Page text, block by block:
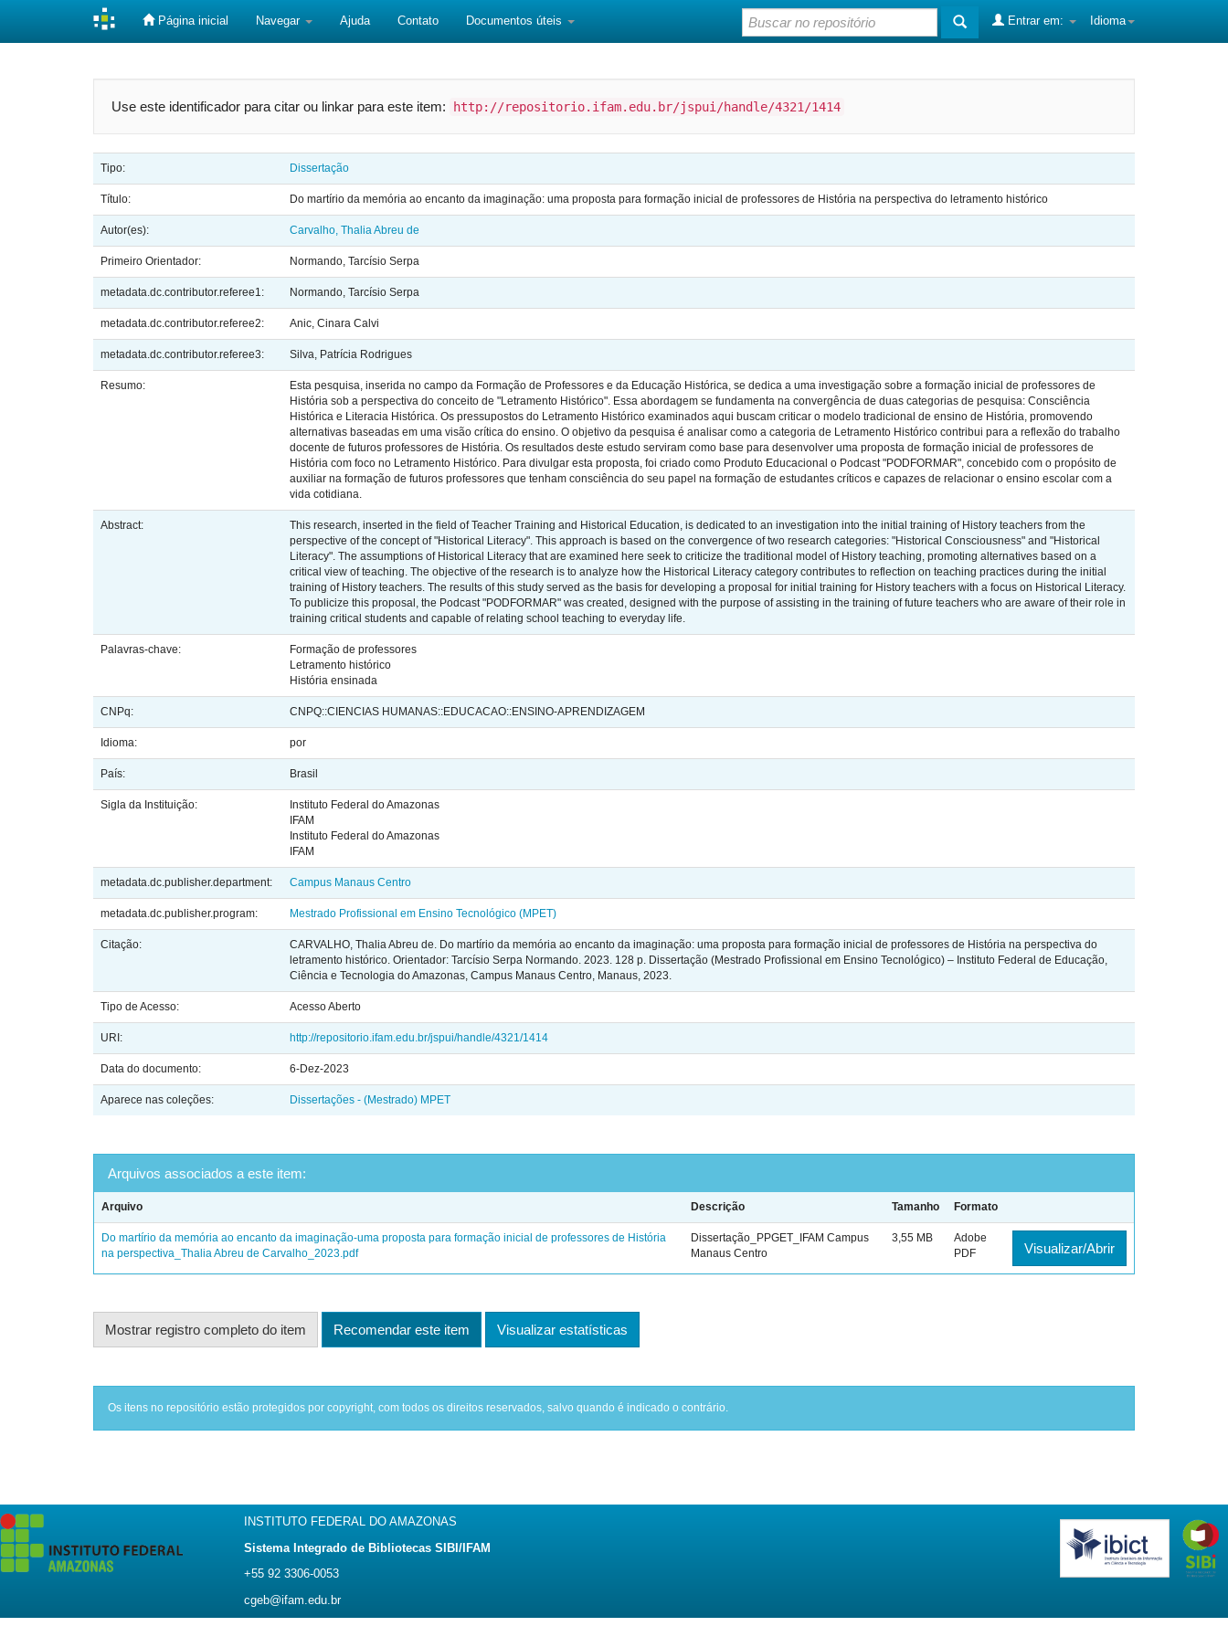
Página inicial Navegar Ajuda Contato Documentos úteis Idioma
Entrar em:
Use este identificador para citar ou linkar para este item: http://repositorio.ifam.edu.br/jspui/handle/4321/1414
Tipo: Dissertação
Título: Do martírio da memória ao encanto da imaginação: uma proposta para formação inicial de professores de História na perspectiva do letramento histórico
Autor(es): Carvalho, Thalia Abreu de
Primeiro Orientador: Normando, Tarcísio Serpa
metadata.dc.contributor.referee1: Normando, Tarcísio Serpa
metadata.dc.contributor.referee2: Anic, Cinara Calvi
metadata.dc.contributor.referee3: Silva, Patrícia Rodrigues
Resumo:
Esta pesquisa, inserida no campo da Formação de Professores e da Educação Histórica, se dedica a uma investigação sobre a formação inicial de professores de
História sob a perspectiva do conceito de "Letramento Histórico". Essa abordagem se fundamenta na convergência de duas categorias de pesquisa: Consciência
Histórica e Literacia Histórica. Os pressupostos do Letramento Histórico examinados aqui buscam criticar o modelo tradicional de ensino de História, promovendo
alternativas baseadas em uma visão crítica do ensino. O objetivo da pesquisa é analisar como a categoria de Letramento Histórico contribui para a reflexão do trabalho
docente de futuros professores de História. Os resultados deste estudo serviram como base para desenvolver uma proposta de formação inicial de professores de
História com foco no Letramento Histórico. Para divulgar esta proposta, foi criado como Produto Educacional o Podcast "PODFORMAR", concebido com o propósito de
auxiliar na formação de futuros professores que tenham consciência do seu papel na formação de estudantes críticos e capazes de relacionar o ensino escolar com a
vida cotidiana.
Abstract:
This research, inserted in the field of Teacher Training and Historical Education, is dedicated to an investigation into the initial training of History teachers from the
perspective of the concept of "Historical Literacy". This approach is based on the convergence of two research categories: "Historical Consciousness" and "Historical
Literacy". The assumptions of Historical Literacy that are examined here seek to criticize the traditional model of History teaching, promoting alternatives based on a
critical view of teaching. The objective of the research is to analyze how the Historical Literacy category contributes to reflection on teaching practices during the initial
training of History teachers. The results of this study served as the basis for developing a proposal for initial training for History teachers with a focus on Historical Literacy.
To publicize this proposal, the Podcast "PODFORMAR" was created, designed with the purpose of assisting in the training of future teachers who are aware of their role in
training critical students and capable of relating school teaching to everyday life.
Palavras-chave:
Formação de professores
Letramento histórico
História ensinada
CNPq: CNPQ::CIENCIAS HUMANAS::EDUCACAO::ENSINO-APRENDIZAGEM
Idioma: por
País: Brasil
Sigla da Instituição:
Instituto Federal do Amazonas
IFAM
Instituto Federal do Amazonas
IFAM
metadata.dc.publisher.department: Campus Manaus Centro
metadata.dc.publisher.program: Mestrado Profissional em Ensino Tecnológico (MPET)
Citação:
CARVALHO, Thalia Abreu de. Do martírio da memória ao encanto da imaginação: uma proposta para formação inicial de professores de História na perspectiva do
letramento histórico. Orientador: Tarcísio Serpa Normando. 2023. 128 p. Dissertação (Mestrado Profissional em Ensino Tecnológico) – Instituto Federal de Educação,
Ciência e Tecnologia do Amazonas, Campus Manaus Centro, Manaus, 2023.
Tipo de Acesso: Acesso Aberto
URI: http://repositorio.ifam.edu.br/jspui/handle/4321/1414
Data do documento: 6-Dez-2023
Aparece nas coleções: Dissertações - (Mestrado) MPET
Arquivos associados a este item:
Arquivo Descrição Tamanho Formato
Do martírio da memória ao encanto da imaginação-uma proposta para formação inicial de professores de História
na perspectiva_Thalia Abreu de Carvalho_2023.pdf
Dissertação_PPGET_IFAM Campus
Manaus Centro
3,55 MB
Adobe
PDF
Visualizar/Abrir
Mostrar registro completo do item Recomendar este item Visualizar estatísticas
Os itens no repositório estão protegidos por copyright, com todos os direitos reservados, salvo quando é indicado o contrário.
INSTITUTO FEDERAL DO AMAZONAS
Sistema Integrado de Bibliotecas SIBI/IFAM
+55 92 3306-0053
cgeb@ifam.edu.br